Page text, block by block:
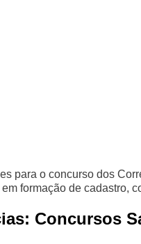
para o concurso dos
formação de cadastro,
Concursos